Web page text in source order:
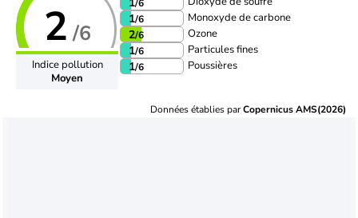
2 /6
Indice pollution
Moyen
/6
1/6 Monoxyde de carbone
2/6 Ozone
1/6 Particules fines
1/6 Poussières
Données établies parCopernicus AMS(2026)